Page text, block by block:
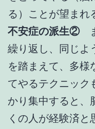
る）ことが望まれ
不安症の派生②ま
繰り返し、同じよ
を踏まえて、多様
てやるテクニック
かり集中すると、
くの人が経験済と